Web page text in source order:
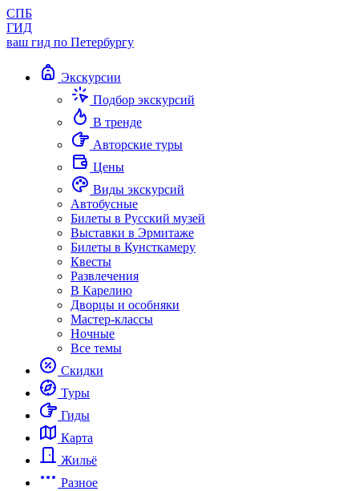
СПБ
ГИД
ваш гид по Петербургу
Экскурсии
Подбор экскурсий
В тренде
Авторские туры
Цены
Виды экскурсий
Автобусные
Билеты в Русский музей
Выставки в Эрмитаже
Билеты в Кунсткамеру
Квесты
Развлечения
В Карелию
Дворцы и особняки
Мастер-классы
Ночные
Все темы
Скидки
Туры
Гиды
Карта
Жильё
Разное